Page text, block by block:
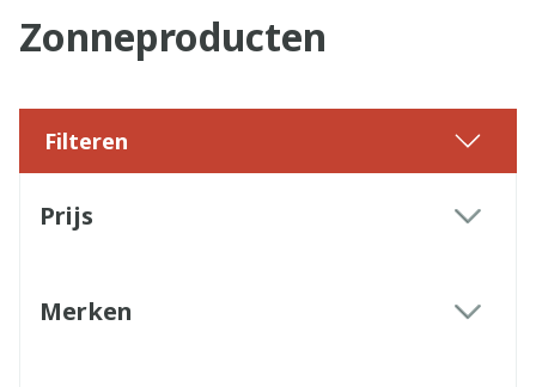
Zonneproducten
Filteren
Prijs
Merken